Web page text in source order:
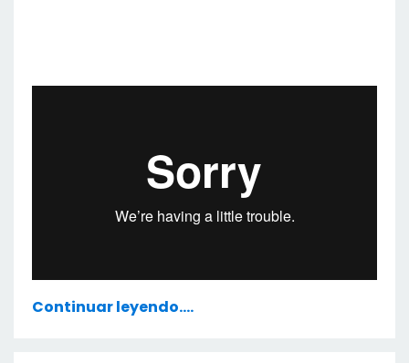
Continuar leyendo....